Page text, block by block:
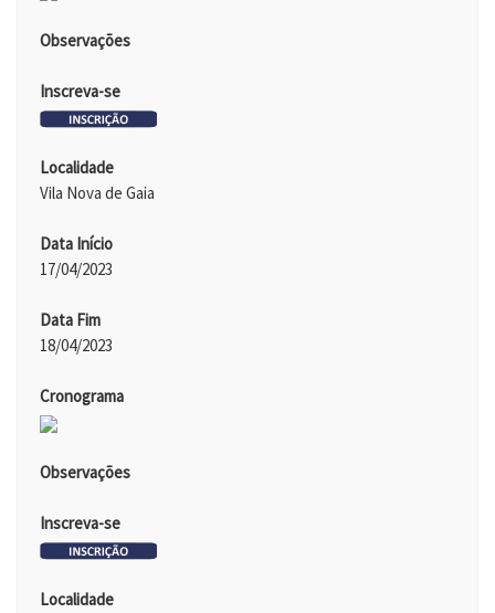
Observações
Inscreva-se
Localidade
Vila Nova de Gaia
Data Início
17/04/2023
Data Fim
18/04/2023
Cronograma
Observações
Inscreva-se
Localidade